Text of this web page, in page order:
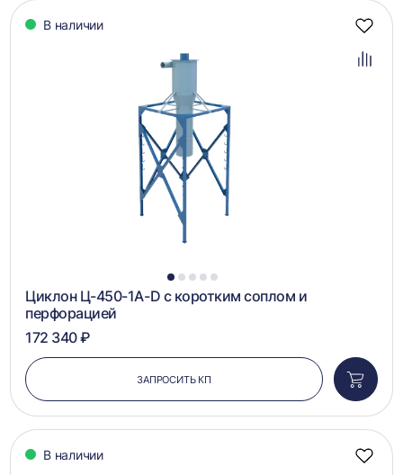
В наличии
1 2 3 4 5
Циклон Ц-450-1A-D с коротким соплом и
перфорацией
172 340 ₽
ЗАПРОСИТЬ КП
в
В наличии